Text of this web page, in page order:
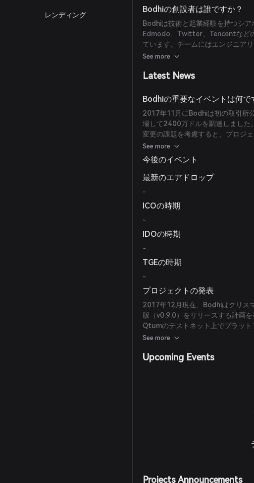
レンディング
ットフォームを提供しています。
Bodhiの創設者は誰ですか？
Bodhiは技術と起業経験を持つシ
Edmodo、Twitter、Tencentなど
ています。チームにはエンジニア
門家も含まれています。
See more
Latest News
Bodhiの重要なイベントは何で
2017年11月にBodhiは初の取引所
場して2400万ドルを調達しました
変更の課題を考慮すると、プロジ
した。
See more
今後のイベント
最新のエアドロップ
-
ICOの時期
-
IDOの時期
-
TGEの時期
-
プロジェクトの発表
2017年12月現在、Bodhiはクリス
版（v0.9.0）をリリースする計画
Qtumのテストネット上でプラッ
としています。
See more
Upcoming Events
Projects Announcements